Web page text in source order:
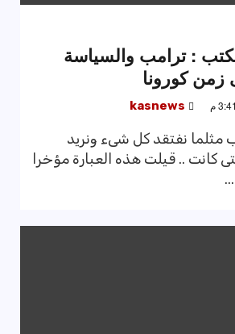
: ترامب والسياسة
زمن كورونا
kasnews
مثلما نفتقد كل شىء ونريد
كانت .. قيلت هذه العبارة مؤخرا